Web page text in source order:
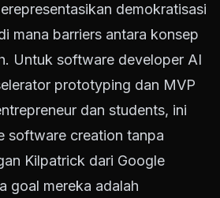
demokratisasi
mana barriers antara konsep
Untuk software developer AI
prototyping dan MVP
dan students, ini
software creation tanpa
Kilpatrick dari Google
goal mereka adalah